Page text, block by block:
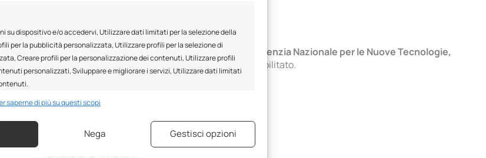
su dispositivo e/o accedervi, Utilizzare dati limitati per la selezione della
per la pubblicità personalizzata, Utilizzare profili per la selezione di
Creare profili per la personalizzazione dei contenuti, Utilizzare profili
personalizzati, Sviluppare e migliorare i servizi, Utilizzare dati limitati
dati provenienti da altre fonti di dati, Collegare diversi
i dispositivi in base alle informazioni trasmesse
saperne di più su questi scopi
Nega Gestisci opzioni
all’intervento stesso.
appositamente, una serie didocumenti da inviare all’Agenzia Nazionale per le Nuove Tecnologie,
di questi documenti è necessario l’intervento di un tecnico abilitato.
(e copia di questo);
cappotto termico;